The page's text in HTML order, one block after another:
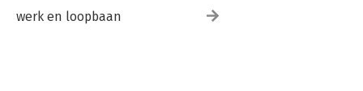
werk en loopbaan